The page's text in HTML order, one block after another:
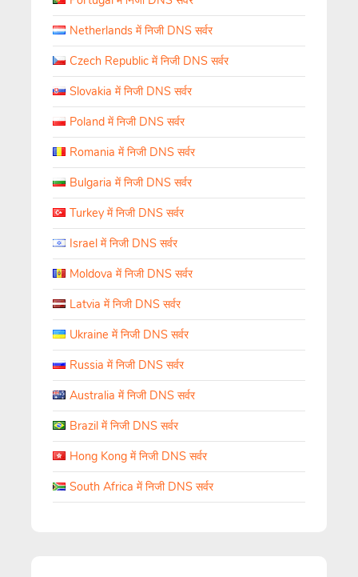
Netherlands में निजी DNS सर्वर
Czech Republic में निजी DNS सर्वर
Slovakia में निजी DNS सर्वर
Poland में निजी DNS सर्वर
Romania में निजी DNS सर्वर
Bulgaria में निजी DNS सर्वर
Turkey में निजी DNS सर्वर
Israel में निजी DNS सर्वर
Moldova में निजी DNS सर्वर
Latvia में निजी DNS सर्वर
Ukraine में निजी DNS सर्वर
Russia में निजी DNS सर्वर
Australia में निजी DNS सर्वर
Brazil में निजी DNS सर्वर
Hong Kong में निजी DNS सर्वर
South Africa में निजी DNS सर्वर